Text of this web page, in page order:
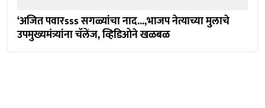
‘अजित पवारsss सगळ्यांचा नाद...,भाजप नेत्याच्या मुलाचे
उपमुख्यमंत्र्यांना चॅलेंज, व्हिडिओने खळबळ